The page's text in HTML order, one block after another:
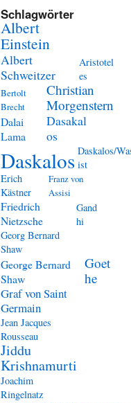
Schlagwörter
Albert
Einstein
Albert
Schweitzer
Aristotel
es
Bertolt
Brecht
Christian
Morgenstern
Dalai
Lama
Dasakal
os
Daskalos Daskalos/
ist
Erich
Kästner
Franz von
Assisi
Friedrich
Nietzsche
Gand
hi
Georg Bernard
Shaw
George Bernard
Shaw
Goet
he
Graf von Saint
Germain
Jean Jacques
Rousseau
Jiddu
Krishnamurti
Joachim
Ringelnatz